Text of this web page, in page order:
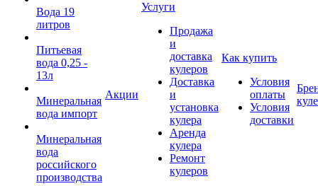
Вода 19
литров
Питьевая
вода 0,25 -
13л
Минеральная
вода импорт
Минеральная
вода
российского
производства
Акции
Услуги
Продажа
и
доставка
кулеров
Доставка
и
установка
кулера
Аренда
кулера
Ремонт
кулеров
Как купить
Условия
оплаты
Условия
доставки